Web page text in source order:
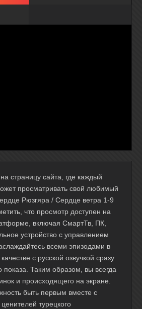
страницу сайта, где каждый
просматривать свой любимый
Рюзгяра / Сердце ветра 1-9
что просмотр доступен на
включая СмартТв, ПК,
устройство с управлением
всеми эпизодами в
с русской озвучкой сразу
показа. Таким образом, вы всегда
и происходящего на экране.
быть первым вместе с
турецкого